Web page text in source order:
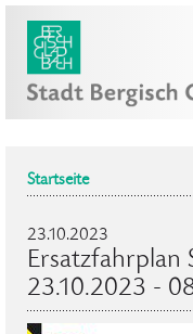
Startseite
23.10.2023
Ersatzfahrplan
23.10.2023 -